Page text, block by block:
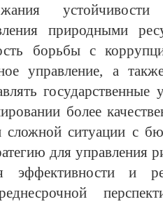
природными
борьбы с
управление, а
более
сложной ситуации с
для
и